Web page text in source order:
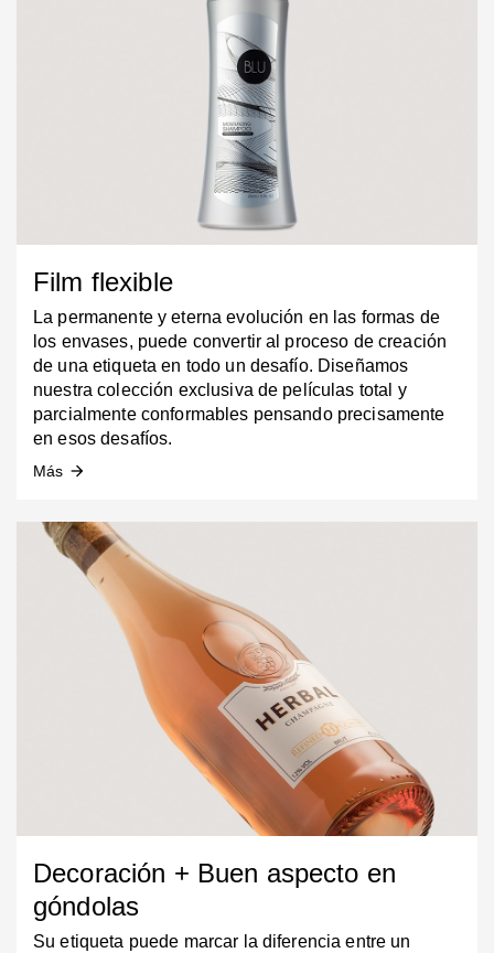
Film flexible
La permanente y eterna evolución en las formas de
los envases, puede convertir al proceso de creación
de una etiqueta en todo un desafío. Diseñamos
nuestra colección exclusiva de películas total y
parcialmente conformables pensando precisamente
en esos desafíos.
Más arrow_forward
Decoración + Buen aspecto en
góndolas
Su etiqueta puede marcar la diferencia entre un